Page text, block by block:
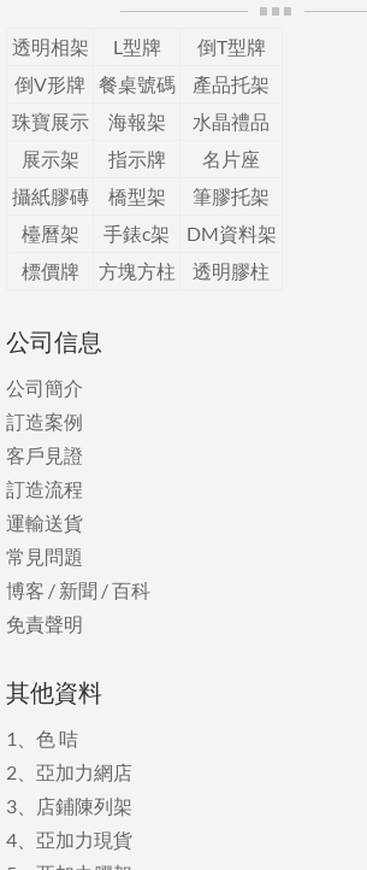
透明相架 L型牌
倒T型牌
倒V形牌
餐桌號碼
產品托架
珠寶展示
海報架
水晶禮品
展示架
指示牌
名片座
攝紙膠磚
橋型架
筆膠托架
檯曆架
手錶c架
DM資料架
標價牌
方塊方柱 透明膠柱
公司信息
公司簡介
訂造案例
客戶見證
訂造流程
運輸送貨
常見問題
博客 / 新聞 /百科
免責聲明
其他資料
1、 色 咭
2、 亞加力網店
3、
店鋪陳列架
4、 亞加力現貨